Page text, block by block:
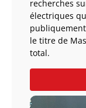
recherches
électriques
le titre de
total.